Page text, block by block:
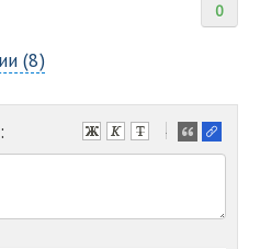
0
(8)
-
-
-